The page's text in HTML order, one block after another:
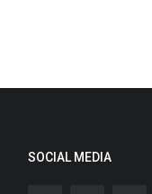
SOCIAL MEDIA